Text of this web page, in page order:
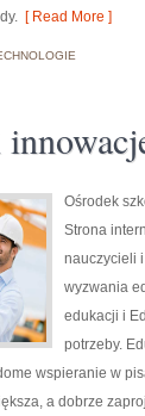
[ Read More ]
Ośrodek
Strona
nauczycieli
wyzwania
edukacji i
potrzeby.
wspieranie w
a dobrze